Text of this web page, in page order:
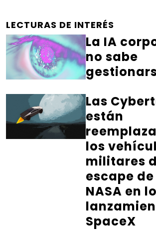
LECTURAS DE INTERÉS
La IA
no sabe
Las
están
los
militares
escape
NASA en
SpaceX